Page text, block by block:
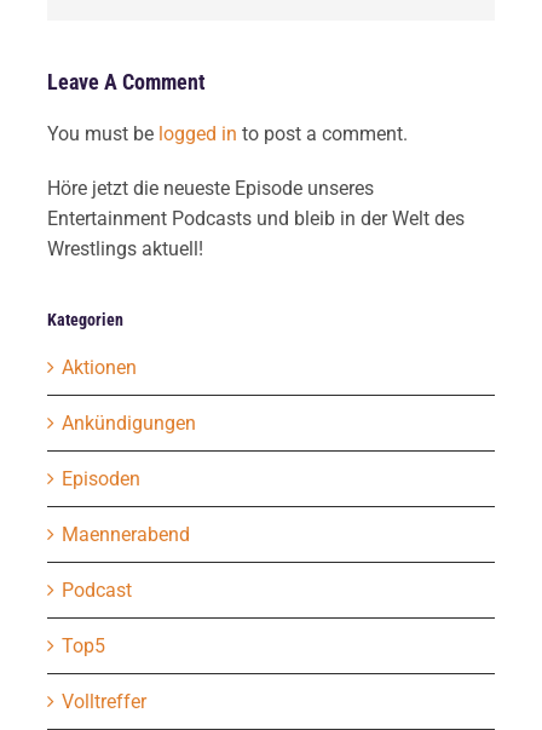
Leave A Comment
You must be logged in to post a comment.
Höre jetzt die neueste Episode unseres
Entertainment Podcasts und bleib in der Welt des
Wrestlings aktuell!
Kategorien
Aktionen
Ankündigungen
Episoden
Maennerabend
Podcast
Top5
Volltreffer